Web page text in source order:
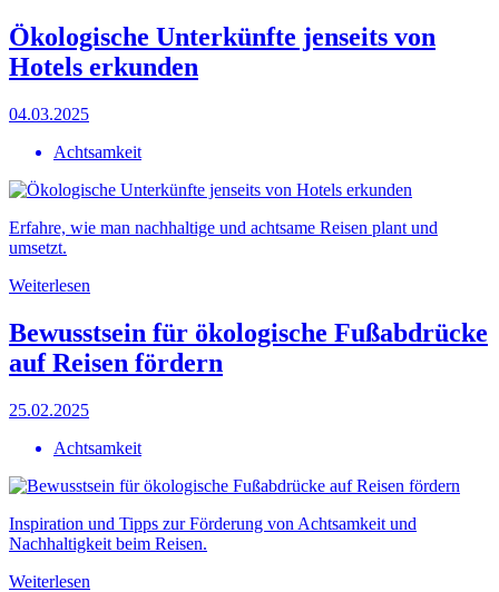
Ökologische Unterkünfte jenseits von
Hotels erkunden
04.03.2025
Achtsamkeit
Erfahre, wie man nachhaltige und achtsame Reisen plant und
umsetzt.
Weiterlesen
Bewusstsein für ökologische Fußabdrücke
auf Reisen fördern
25.02.2025
Achtsamkeit
Inspiration und Tipps zur Förderung von Achtsamkeit und
Nachhaltigkeit beim Reisen.
Weiterlesen